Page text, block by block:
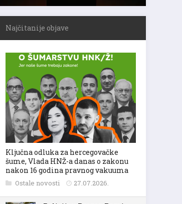
Najčitanije objave
Ključna odluka za hercegovačke
šume, Vlada HNŽ-a danas o zakonu
nakon 16 godina pravnog vakuuma
Ostale novosti 27.07.2026.